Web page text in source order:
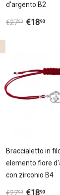
d'argento B2
€2790 €1890
Braccialetto in
elemento fiore
con zirconio B4
€2790 €1890